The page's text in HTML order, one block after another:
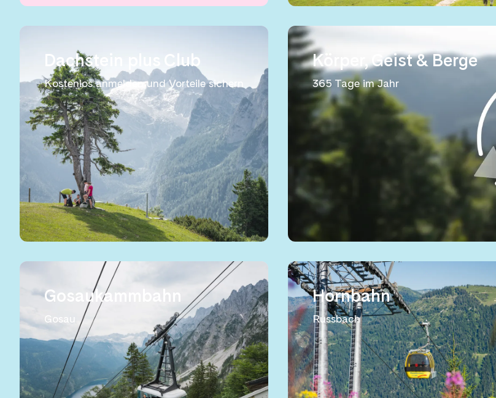
Dachstein plus Club
Kostenlos anmelden und Vorteile sichern
Körper, Geist & Berge
365 Tage im Jahr
Gosaukammbahn
Gosau
Hornbahn
Russbach